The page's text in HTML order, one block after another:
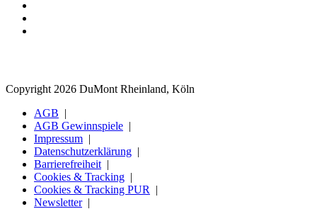
Copyright 2026 DuMont Rheinland, Köln
AGB
AGB Gewinnspiele
Impressum
Datenschutzerklärung
Barrierefreiheit
Cookies & Tracking
Cookies & Tracking PUR
Newsletter